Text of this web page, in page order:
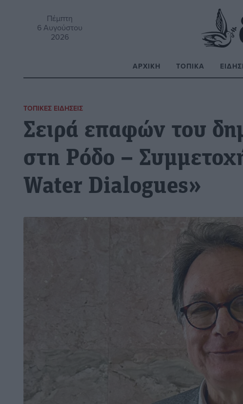
Πέμπτη
6 Αυγούστου
2026
ΑΡΧΙΚΉ ΤΟΠΙΚΆ
ΤΟΠΙΚΈΣ ΕΙΔΉΣΕΙΣ
Σειρά επαφών του
στη Ρόδο –
Water Dialogues»